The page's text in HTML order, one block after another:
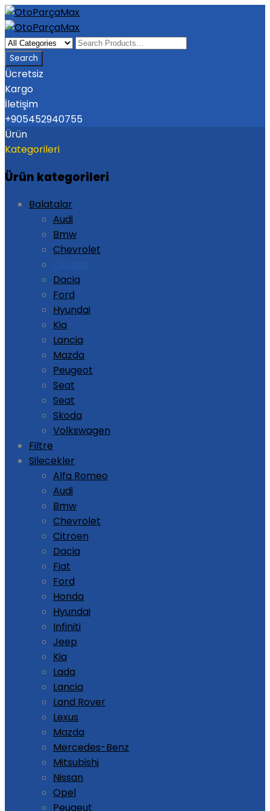
Ücretsiz
Kargo
İletişim
+905452940755
Ürün
Kategorileri
Ürün kategorileri
Balatalar
Audi
Bmw
Chevrolet
Dacia
Ford
Hyundai
Kia
Lancia
Mazda
Peugeot
Seat
Seat
Skoda
Volkswagen
Filtre
Silecekler
Alfa Romeo
Audi
Bmw
Chevrolet
Citroen
Dacia
Fiat
Ford
Honda
Hyundai
Infiniti
Jeep
Kia
Lada
Lancia
Land Rover
Lexus
Mazda
Mercedes-Benz
Mitsubishi
Nissan
Opel
Peugeut